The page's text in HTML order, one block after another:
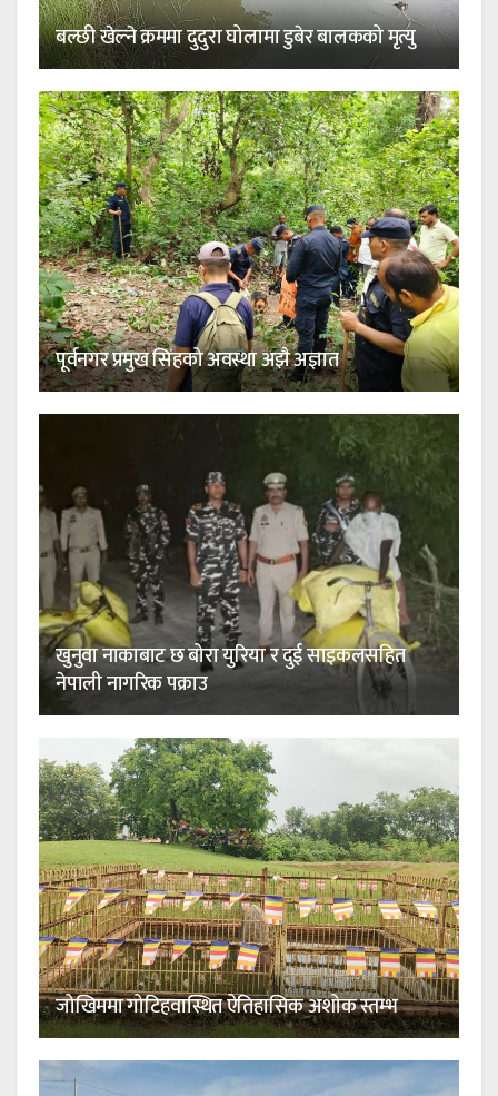
बल्छी खेल्ने क्रममा दुदुरा घोलामा डुबेर बालकको मृत्यु
पूर्वनगर प्रमुख सिंहको अवस्था अझै अज्ञात
खुनुवा नाकाबाट छ बोरा युरिया र दुई साइकलसहित
नेपाली नागरिक पक्राउ
जोखिममा गोटिहवास्थित ऐतिहासिक अशोक स्तम्भ